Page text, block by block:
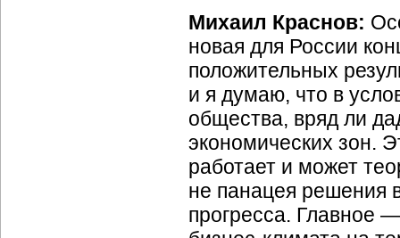
Михаил Краснов:
новая для России
положительных
и я думаю, что в
общества, вряд ли
экономических зон.
работает и может
не панацея решения
прогресса. Главное